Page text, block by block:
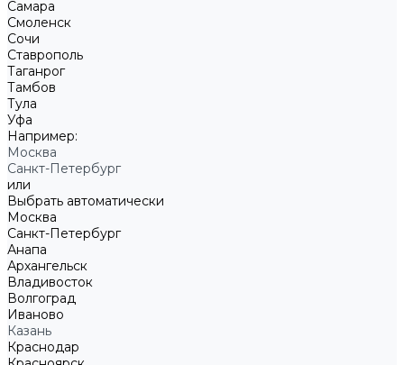
Самара
Смоленск
Сочи
Ставрополь
Таганрог
Тамбов
Тула
Уфа
Например:
Москва
Санкт-Петербург
или
Выбрать автоматически
Москва
Санкт-Петербург
Анапа
Архангельск
Владивосток
Волгоград
Иваново
Казань
Краснодар